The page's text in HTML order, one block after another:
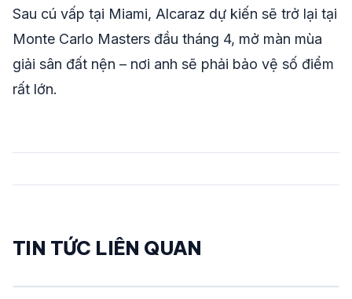
Sau cú vấp tại Miami, Alcaraz dự kiến sẽ trở lại tại
Monte Carlo Masters đầu tháng 4, mở màn mùa
giải sân đất nện – nơi anh sẽ phải bảo vệ số điểm
rất lớn.
TIN TỨC LIÊN QUAN